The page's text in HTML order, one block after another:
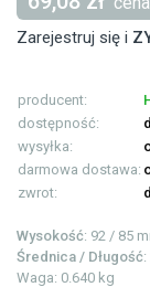
Zarejestruj się i
producent:
dostępność:
wysyłka:
darmowa dostawa:
zwrot:
Wysokość: 92 / 85
Średnica / Długość
Waga: 0.640 kg